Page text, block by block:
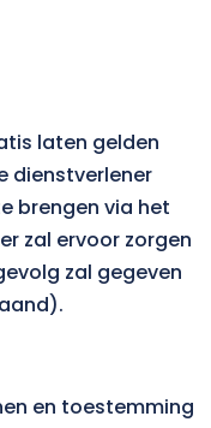
laten gelden
dienstverlener
brengen via het
zal ervoor zorgen
zal gegeven
en toestemming